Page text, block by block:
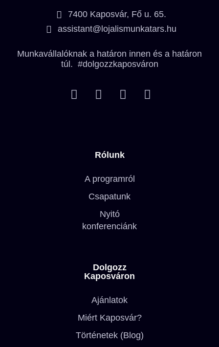
7400 Kaposvár, Fő u. 65.
assistant@lojalismunkatars.hu
Munkavállalóknak a határon innen és a határon
túl. #dolgozzkaposváron
Rólunk
A programról
Csapatunk
Nyitó
konferenciánk
Dolgozz
Kaposváron
Ajánlatok
Miért Kaposvár?
Történetek (Blog)